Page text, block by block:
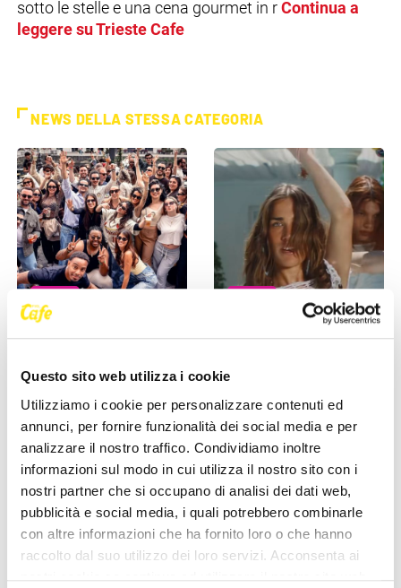
Questo sito web utilizza i cookie
Utilizziamo i cookie per personalizzare contenuti ed
annunci, per fornire funzionalità dei social media e per
analizzare il nostro traffico. Condividiamo inoltre
informazioni sul modo in cui utilizza il nostro sito con i
nostri partner che si occupano di analisi dei dati web,
pubblicità e social media, i quali potrebbero combinarle
con altre informazioni che ha fornito loro o che hanno
raccolto dal suo utilizzo dei loro servizi. Acconsenta ai
sotto le stelle e una cena gourmet in r Continua a
leggere su Trieste Cafe
NEWS DELLA STESSA CATEGORIA
Trieste si sveglia a ritmo di
Morning Club in piazza [...]
27 Maggio 2026
Clara porta il suo pop tra le
concerto al [...]
27 Maggio 2026